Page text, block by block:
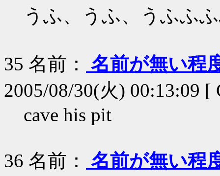
うふ、うふ、うふふ
35 名前：
名前が無い程
2005/08/30(火) 00:13:09 [
cave his pit
36 名前：
名前が無い程